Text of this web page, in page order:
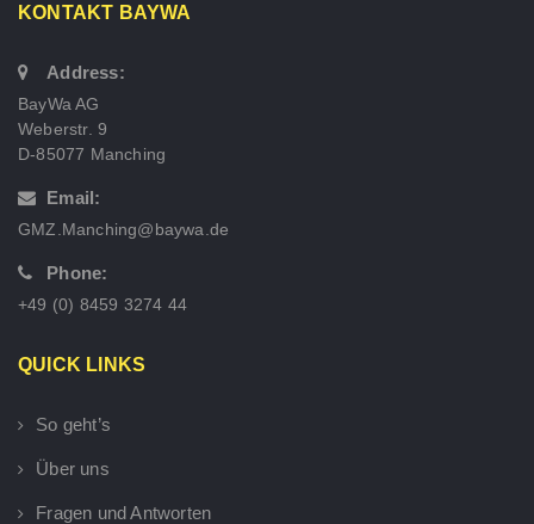
KONTAKT BAYWA
Address:
BayWa AG
Weberstr. 9
D-85077 Manching
Email:
GMZ.Manching@baywa.de
Phone:
+49 (0) 8459 3274 44
QUICK LINKS
So geht’s
Über uns
Fragen und Antworten